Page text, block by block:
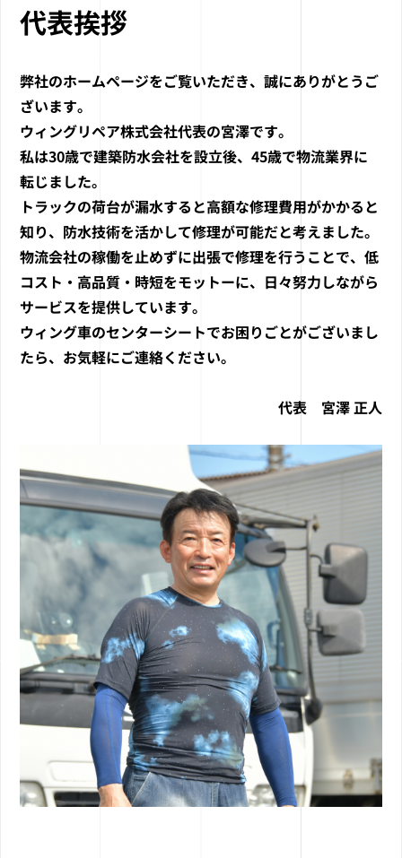
代表挨拶
弊社のホームページをご覧いただき、誠にありがとうご
ざいます。
ウィングリペア株式会社代表の宮澤です。
私は30歳で建築防水会社を設立後、45歳で物流業界に
転じました。
トラックの荷台が漏水すると高額な修理費用がかかると
知り、防水技術を活かして修理が可能だと考えました。
物流会社の稼働を止めずに出張で修理を行うことで、低
コスト・高品質・時短をモットーに、日々努力しながら
サービスを提供しています。
ウィング車のセンターシートでお困りごとがございまし
たら、お気軽にご連絡ください。
代表 宮澤 正人